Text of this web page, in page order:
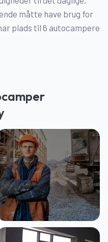
måtte have brug for
plads til 6 autocampere